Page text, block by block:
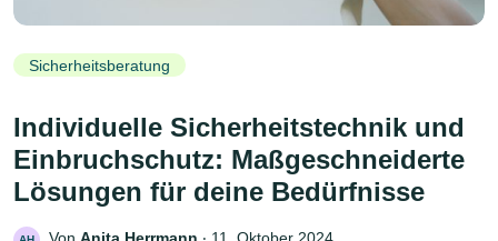
Sicherheitsberatung
Individuelle Sicherheitstechnik und
Einbruchschutz: Maßgeschneiderte
Lösungen für deine Bedürfnisse